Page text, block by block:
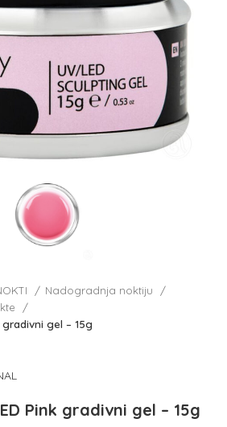
Nadogradnja noktiju
gradivni gel – 15g
Pink gradivni gel – 15g